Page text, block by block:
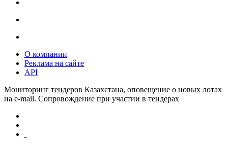
О компании
Реклама на сайте
API
Мониторинг тендеров Казахстана, оповещение о новых лотах
на e-mail. Сопровождение при участии в тендерах